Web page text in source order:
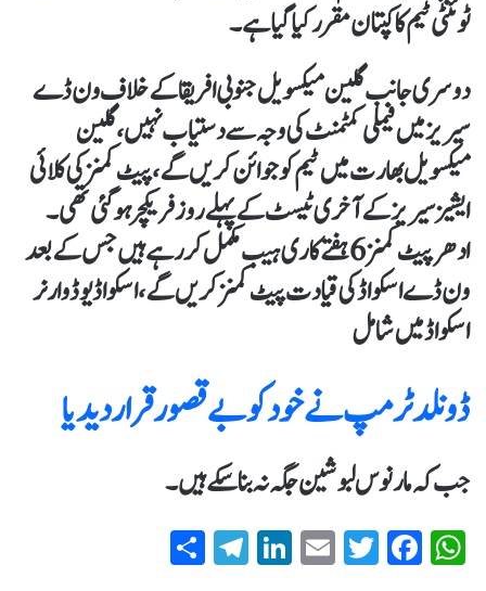
ٹوئنٹی ٹیم کا کپتان مقرر کیا گیا ہے۔
دوسری جانب گلین میکسویل جنوبی افریقا کے خلاف ون ڈے
سیریز میں فیملی کمٹمنٹ کی وجہ سے دستیاب نہیں،گلین
میکسویل بھارت میں ٹیم کو جوائن کریں گے، پیٹ کمنز کی کلائی
ایشیز سیریز کے آخری ٹیسٹ کے پہلے روز فریکچر ہو گئی تھی۔
ادھرپیٹ کمنز 6 ہفتے کا ری ہیب مکمل کر رہے ہیں جس کے بعد
ون ڈے اسکواڈ کی قیادت پیٹ کمنز کریں گے، اسکوا ڈیوڈ وارنر
اسکواڈ میں شامل
ڈونلد ٹرمپ نے خود کو بے قصور قرار دیدیا
جب کہ مارنوس لبوشین جگہ نہ بنا سکے ہیں۔
W
Fa
T
E
Li
T